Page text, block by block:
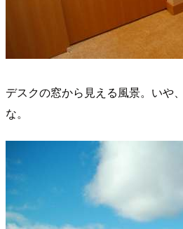
デスクの窓から見える風景。いや
な。